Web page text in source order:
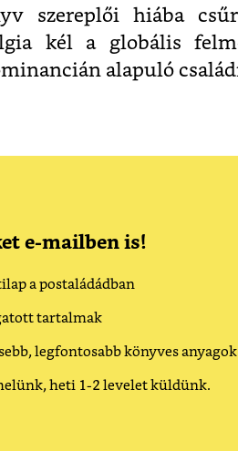
szereplői hiába
kél a globális
alapuló
e-mailben is!
a postaládádban
tartalmak
legfontosabb könyves
heti 1-2 levelet küldünk.